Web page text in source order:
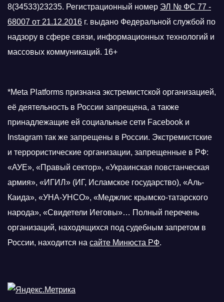
8(34533)23235. Регистрационный номер ЭЛ № ФС 77 -
68007 от 21.12.2016 г. выдано Федеральной службой по
надзору в сфере связи, информационных технологий и
массовых коммуникаций. 16+
*Meta Platforms признана экстремистской организацией,
её деятельность в России запрещена, а также
принадлежащие ей социальные сети Facebook и
Instagram так же запрещены в России. Экстремистские
и террористические организации, запрещенные в РФ:
«АУЕ», «Правый сектор», «Украинская повстанческая
армия», «ИГИЛ» (ИГ, Исламское государство), «Аль-
Каида», «УНА-УНСО», «Меджлис крымско-татарского
народа», «Свидетели Иеговы»… Полный перечень
организаций, находящихся под судебным запретом в
России, находится на сайте Минюста РФ.